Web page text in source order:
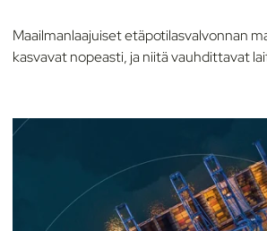
Maailmanlaajuiset etäpotilasvalvonnan
kasvavat nopeasti, ja niitä vauhdittavat